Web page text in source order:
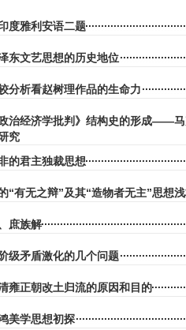
度雅利安语二题
东文艺思想的历史地位
分析看赵树理作品的生命力
治经济学批判》结构史的形成——
究
的君主独裁思想
“有无之辩”及其“造物者无主”思想
庶族解
级矛盾激化的几个问题
雍正朝改土归流的原因和目的
美学思想初探